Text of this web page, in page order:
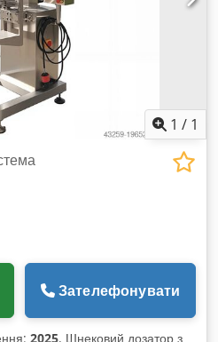
1 / 1
Зателефонувати
2025, Шнековий дозатор з